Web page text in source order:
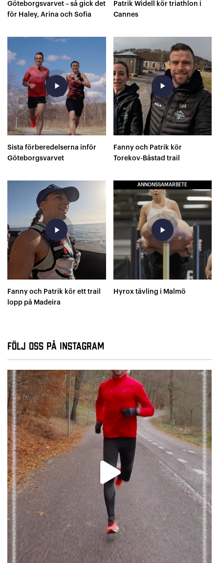
Göteborgsvarvet – så gick det
för Haley, Arina och Sofia
Patrik Widell kör triathlon i
Cannes
play_arrow
Sista förberedelserna inför
Göteborgsvarvet
play_arrow
Fanny och Patrik kör
Torekov-Båstad trail
play_arrow
Fanny och Patrik kör ett trail
lopp på Madeira
ANNONSSAMARBETE
play_arrow
Hyrox tävling i Malmö
Följ oss på Instagram